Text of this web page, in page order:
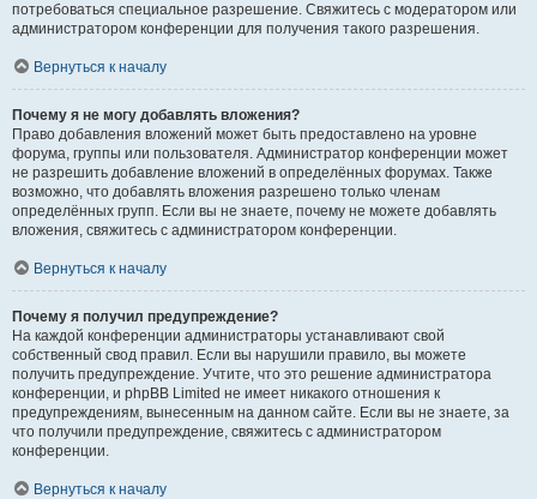
потребоваться специальное разрешение. Свяжитесь с модератором или
администратором конференции для получения такого разрешения.
Вернуться к началу
Почему я не могу добавлять вложения?
Право добавления вложений может быть предоставлено на уровне
форума, группы или пользователя. Администратор конференции может
не разрешить добавление вложений в определённых форумах. Также
возможно, что добавлять вложения разрешено только членам
определённых групп. Если вы не знаете, почему не можете добавлять
вложения, свяжитесь с администратором конференции.
Вернуться к началу
Почему я получил предупреждение?
На каждой конференции администраторы устанавливают свой
собственный свод правил. Если вы нарушили правило, вы можете
получить предупреждение. Учтите, что это решение администратора
конференции, и phpBB Limited не имеет никакого отношения к
предупреждениям, вынесенным на данном сайте. Если вы не знаете, за
что получили предупреждение, свяжитесь с администратором
конференции.
Вернуться к началу